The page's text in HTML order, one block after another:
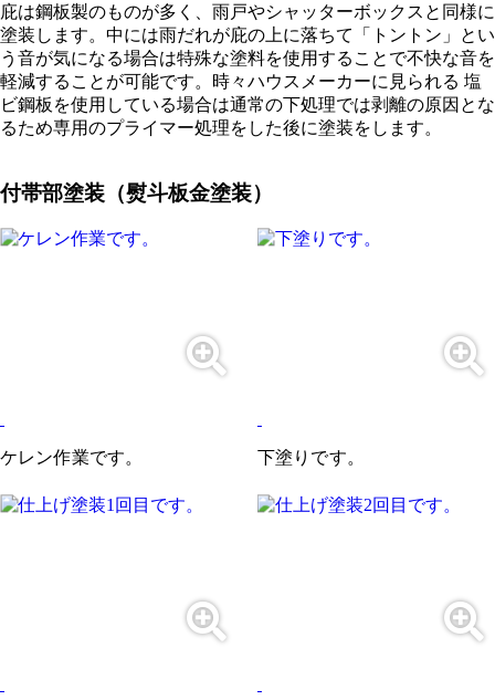
庇は鋼板製のものが多く、雨戸やシャッターボックスと同様に
塗装します。中には雨だれが庇の上に落ちて「トントン」とい
う音が気になる場合は特殊な塗料を使用することで不快な音を
軽減することが可能です。時々ハウスメーカーに見られる 塩
ビ鋼板を使用している場合は通常の下処理では剥離の原因とな
るため専用のプライマー処理をした後に塗装をします。
付帯部塗装（熨斗板金塗装）
ケレン作業です。 下塗りです。